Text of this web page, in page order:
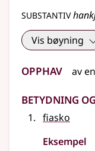
substantiv
Vis bøyning
Opphav av
Betydning
fiasko
Eksempel